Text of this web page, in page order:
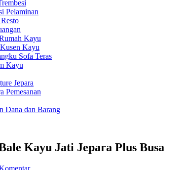
Pelaminan
Kayu
Kayu
Sofa Teras
Kayu
Jepara
Pemesanan
Dana dan Barang
Kayu Jati Jepara Plus Busa